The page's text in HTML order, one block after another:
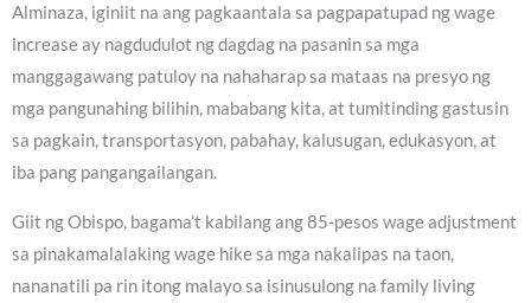
Alminaza, iginiit na ang pagkaantala sa pagpapatupad ng wage
increase ay nagdudulot ng dagdag na pasanin sa mga
manggagawang patuloy na nahaharap sa mataas na presyo ng
mga pangunahing bilihin, mababang kita, at tumitinding gastusin
sa pagkain, transportasyon, pabahay, kalusugan, edukasyon, at
iba pang pangangailangan.
Giit ng Obispo, bagama’t kabilang ang 85-pesos wage adjustment
sa pinakamalalaking wage hike sa mga nakalipas na taon,
nananatili pa rin itong malayo sa isinusulong na family living